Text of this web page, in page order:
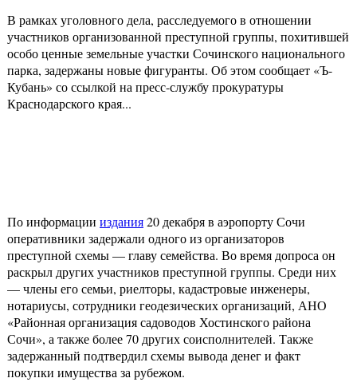
В рамках уголовного дела, расследуемого в отношении
участников организованной преступной группы, похитившей
особо ценные земельные участки Сочинского национального
парка, задержаны новые фигуранты. Об этом сообщает «Ъ-
Кубань» со ссылкой на пресс-службу прокуратуры
Краснодарского края...
По информации издания20 декабря в аэропорту Сочи
оперативники задержали одного из организаторов
преступной схемы — главу семейства. Во время допроса он
раскрыл других участников преступной группы. Среди них
— члены его семьи, риелторы, кадастровые инженеры,
нотариусы, сотрудники геодезических организаций, АНО
«Районная организация садоводов Хостинского района
Сочи», а также более 70 других соисполнителей. Также
задержанный подтвердил схемы вывода денег и факт
покупки имущества за рубежом.